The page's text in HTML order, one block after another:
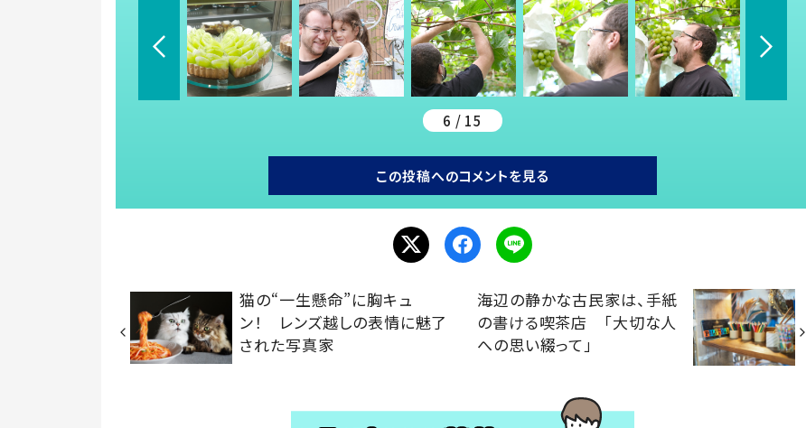
6 / 15
この投稿へのコメントを見る
猫の“一生懸命”に胸キュ
ン！ レンズ越しの表情に魅了
された写真家
海辺の静かな古民家は、手紙
の書ける喫茶店 「大切な人
への思い綴って」